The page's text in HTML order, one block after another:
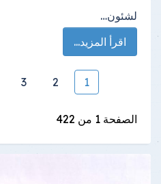
لشئون…
اقرأ المزيد...
1
2
3
الصفحة 1 من 422